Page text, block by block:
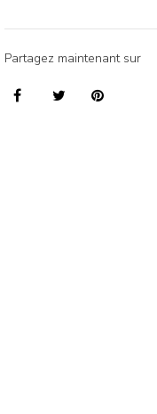
Partagez maintenant sur